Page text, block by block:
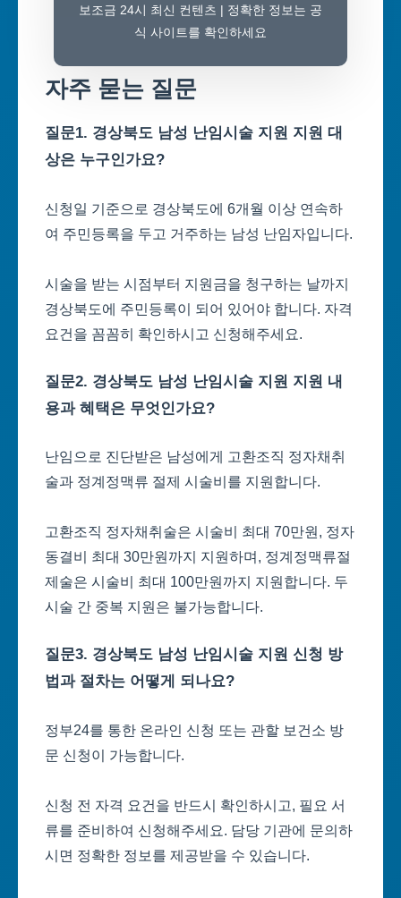
보조금 24시 최신 컨텐츠 | 정확한 정보는 공
식 사이트를 확인하세요
자주 묻는 질문
질문1. 경상북도 남성 난임시술 지원 지원 대
상은 누구인가요?
신청일 기준으로 경상북도에 6개월 이상 연속하
여 주민등록을 두고 거주하는 남성 난임자입니다.
시술을 받는 시점부터 지원금을 청구하는 날까지
경상북도에 주민등록이 되어 있어야 합니다. 자격
요건을 꼼꼼히 확인하시고 신청해주세요.
질문2. 경상북도 남성 난임시술 지원 지원 내
용과 혜택은 무엇인가요?
난임으로 진단받은 남성에게 고환조직 정자채취
술과 정계정맥류 절제 시술비를 지원합니다.
고환조직 정자채취술은 시술비 최대 70만원, 정자
동결비 최대 30만원까지 지원하며, 정계정맥류절
제술은 시술비 최대 100만원까지 지원합니다. 두
시술 간 중복 지원은 불가능합니다.
질문3. 경상북도 남성 난임시술 지원 신청 방
법과 절차는 어떻게 되나요?
정부24를 통한 온라인 신청 또는 관할 보건소 방
문 신청이 가능합니다.
신청 전 자격 요건을 반드시 확인하시고, 필요 서
류를 준비하여 신청해주세요. 담당 기관에 문의하
시면 정확한 정보를 제공받을 수 있습니다.